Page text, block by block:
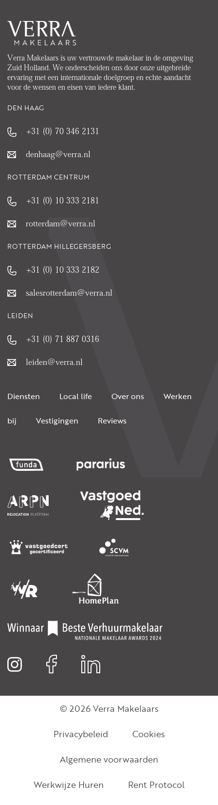
Verra Makelaars is uw vertrouwde makelaar in de omgeving
Zuid Holland. We onderscheiden ons door onze uitgebreide
ervaring met een internationale doelgroep en echte aandacht
voor de wensen en eisen van iedere klant.
DEN HAAG
+31 (0) 70 346 2131
denhaag@verra.nl
ROTTERDAM CENTRUM
+31 (0) 10 333 2181
rotterdam@verra.nl
ROTTERDAM HILLEGERSBERG
+31 (0) 10 333 2182
salesrotterdam@verra.nl
LEIDEN
+31 (0) 71 887 0316
leiden@verra.nl
Diensten Local life Over ons Werken
bij Vestigingen Reviews
© 2026 Verra Makelaars
Privacybeleid
Cookies
Algemene voorwaarden
Werkwijze Huren
Rent Protocol